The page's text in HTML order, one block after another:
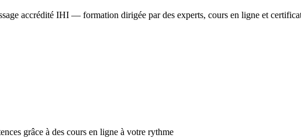
accrédité IHI — formation dirigée par des experts, cours en ligne et
grâce à des cours en ligne à votre rythme